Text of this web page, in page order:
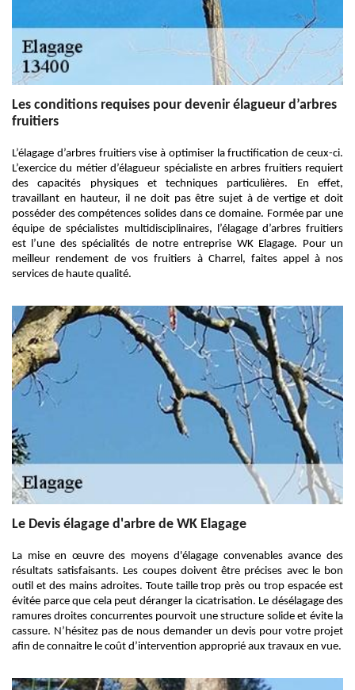
Les conditions requises pour devenir élagueur d’arbres
fruitiers
L’élagage d’arbres fruitiers vise à optimiser la fructification de ceux-ci.
L’exercice du métier d’élagueur spécialiste en arbres fruitiers requiert
des capacités physiques et techniques particulières. En effet,
travaillant en hauteur, il ne doit pas être sujet à de vertige et doit
posséder des compétences solides dans ce domaine. Formée par une
équipe de spécialistes multidisciplinaires, l’élagage d’arbres fruitiers
est l’une des spécialités de notre entreprise WK Elagage. Pour un
meilleur rendement de vos fruitiers à Charrel, faites appel à nos
services de haute qualité.
Le Devis élagage d'arbre de WK Elagage
La mise en œuvre des moyens d'élagage convenables avance des
résultats satisfaisants. Les coupes doivent être précises avec le bon
outil et des mains adroites. Toute taille trop près ou trop espacée est
évitée parce que cela peut déranger la cicatrisation. Le désélagage des
ramures droites concurrentes pourvoit une structure solide et évite la
cassure. N’hésitez pas de nous demander un devis pour votre projet
afin de connaitre le coût d’intervention approprié aux travaux en vue.